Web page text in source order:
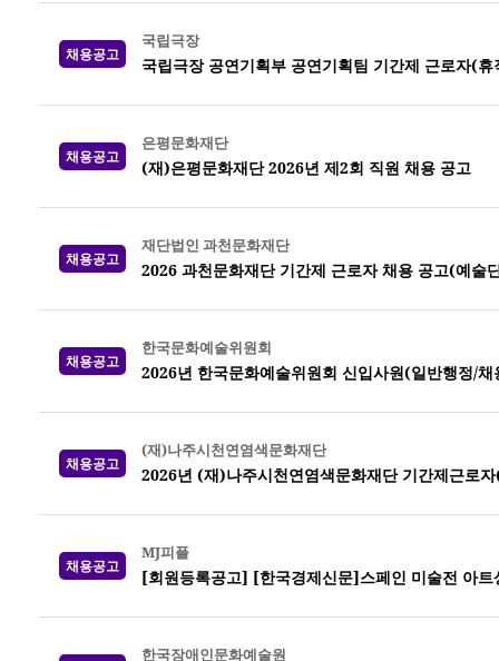
채용공고
국립극장
국립극장 공연기획부 공연기획팀 기간제 근로자(
채용공고
은평문화재단
(재)은평문화재단 2026년 제2회 직원 채용 공고
채용공고
재단법인 과천문화재단
2026 과천문화재단 기간제 근로자 채용 공고(예술
채용공고
한국문화예술위원회
2026년 한국문화예술위원회 신입사원(일반행정/
채용공고
(재)나주시천연염색문화재단
2026년 (재)나주시천연염색문화재단 기간제근로
채용공고
MJ피플
[회원등록공고] [한국경제신문]스페인 미술전 아트
한국장애인문화예술원